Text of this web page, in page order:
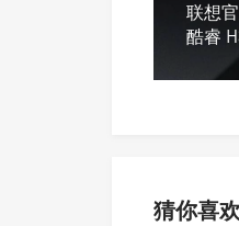
联想
酷睿
猜你喜欢